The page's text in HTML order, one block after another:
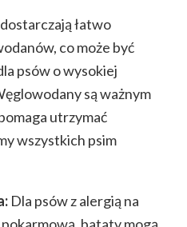
łatwo
co może być
psów o wysokiej
są ważnym
utrzymać
wszystkich psim
Dla psów z alergią na